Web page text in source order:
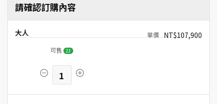
請確認訂購內容
大人 NT$107,900
可售 23
1